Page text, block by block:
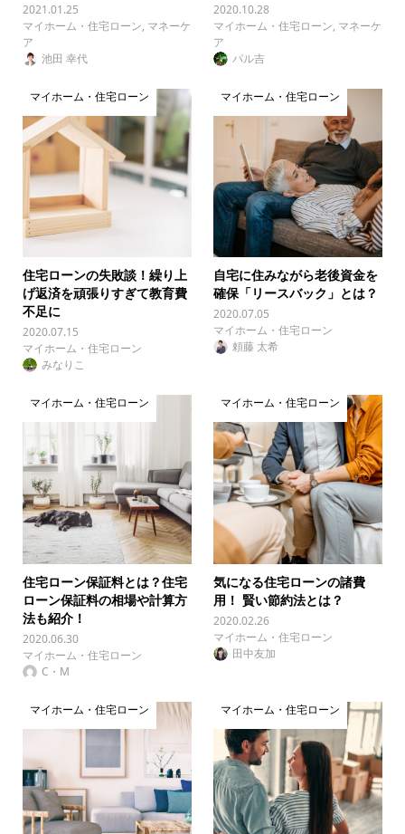
2021.01.25
マイホーム・住宅ローン, マネーケ
ア
池田 幸代
2020.10.28
マイホーム・住宅ローン, マネーケ
ア
パル吉
マイホーム・住宅ローン
住宅ローンの失敗談！繰り上
げ返済を頑張りすぎて教育費
不足に
2020.07.15
マイホーム・住宅ローン
みなりこ
マイホーム・住宅ローン
自宅に住みながら老後資金を
確保「リースバック」とは？
2020.07.05
マイホーム・住宅ローン
頼藤 太希
マイホーム・住宅ローン
住宅ローン保証料とは？住宅
ローン保証料の相場や計算方
法も紹介！
2020.06.30
マイホーム・住宅ローン
C・M
マイホーム・住宅ローン
気になる住宅ローンの諸費
用！ 賢い節約法とは？
2020.02.26
マイホーム・住宅ローン
田中友加
マイホーム・住宅ローン マイホーム・住宅ローン